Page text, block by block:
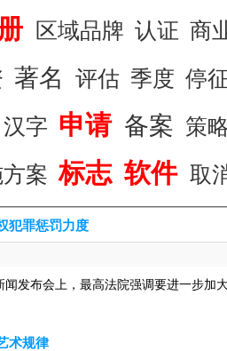
区域品牌 认证 商
著名 评估 季度 停
汉字 申请 备案 策
案 标志 软件 取
犯罪惩罚力度
闻发布会上，最高法院强调要进一步加
术规律